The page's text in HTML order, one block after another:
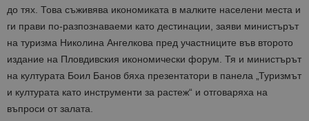
до тях. Това съживява икономиката в малките населени места и
ги прави по-разпознаваеми като дестинации, заяви министърът
на туризма Николина Ангелкова пред участниците във второто
издание на Пловдивския икономически форум. Тя и министърът
на културата Боил Банов бяха презентатори в панела „Туризмът
и културата като инструменти за растеж“ и отговаряха на
въпроси от залата.